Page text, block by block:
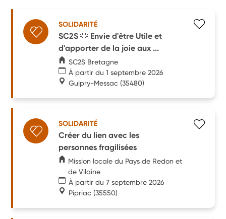
SOLIDARITÉ
SC2S 🫶 Envie d'être Utile et
d'apporter de la joie aux ...
SC2S Bretagne
À partir du 1 septembre 2026
Guipry-Messac (35480)
SOLIDARITÉ
Créer du lien avec les
personnes fragilisées
Mission locale du Pays de Redon et
de Vilaine
À partir du 7 septembre 2026
Pipriac (35550)